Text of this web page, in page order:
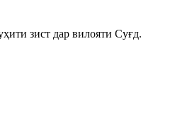
зист дар вилояти Суғд.